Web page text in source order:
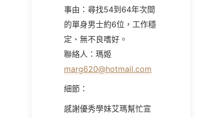
事由：尋找54到64年次間
的單身男士約6位，工作穩
定、無不良嗜好。
聯絡人：瑪姬
marg620@hotmail.com
細節：
感謝優秀學妹艾瑪幫忙宣